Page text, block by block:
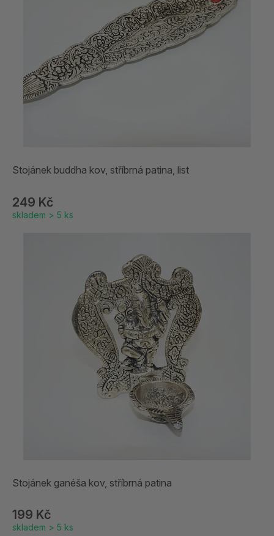
Stojánek buddha kov, stříbrná patina, list
249 Kč
skladem > 5 ks
Stojánek ganéša kov, stříbrná patina
199 Kč
skladem > 5 ks